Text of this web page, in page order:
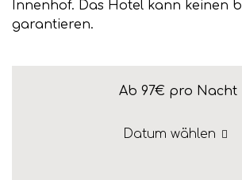
Innenhof. Das Hotel kann keinen
garantieren.
Ab 97€ pro Nacht
Datum wählen